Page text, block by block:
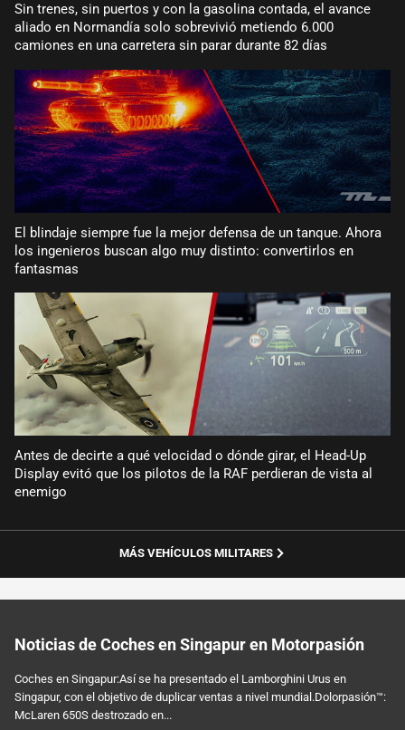
Sin trenes, sin puertos y con la gasolina contada, el avance
aliado en Normandía solo sobrevivió metiendo 6.000
camiones en una carretera sin parar durante 82 días
El blindaje siempre fue la mejor defensa de un tanque. Ahora
los ingenieros buscan algo muy distinto: convertirlos en
fantasmas
Antes de decirte a qué velocidad o dónde girar, el Head-Up
Display evitó que los pilotos de la RAF perdieran de vista al
enemigo
MÁS VEHÍCULOS MILITARES
Noticias de Coches en Singapur en Motorpasión
Coches en Singapur:Así se ha presentado el Lamborghini Urus en
Singapur, con el objetivo de duplicar ventas a nivel mundial.Dolorpasión™:
McLaren 650S destrozado en...